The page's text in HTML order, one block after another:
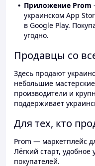
Приложение Prom
украинском App
в Google Play.
угодно.
Продавцы со
Здесь продают
небольшие
производители и
поддерживает
Для тех, кто
Prom — маркетплейс
Лёгкий старт,
покупателей.